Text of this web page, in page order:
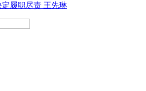
定履职尽责 王先琳